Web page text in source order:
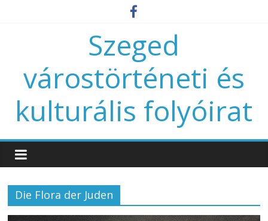
Szeged
várostörténeti és
kulturális folyóirat
Die Flora der Juden